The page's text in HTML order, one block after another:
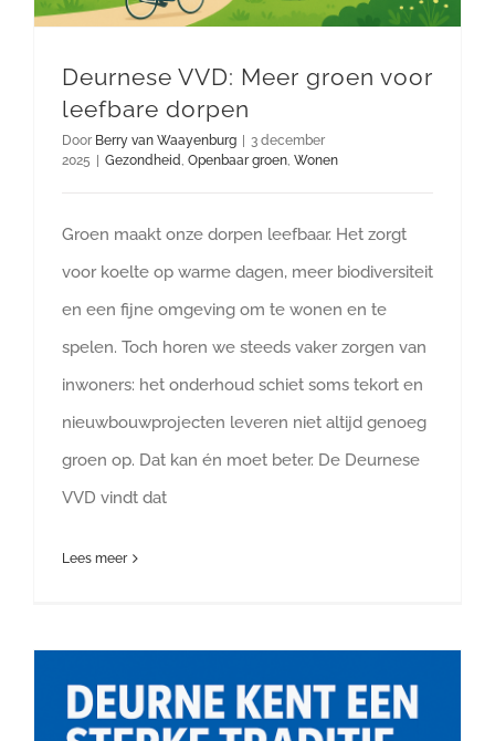
Deurnese VVD: Meer groen voor
leefbare dorpen
Door Berry van Waayenburg
3 december
2025
Gezondheid, Openbaar groen, Wonen
Groen maakt onze dorpen leefbaar. Het zorgt
voor koelte op warme dagen, meer biodiversiteit
en een fijne omgeving om te wonen en te
spelen. Toch horen we steeds vaker zorgen van
inwoners: het onderhoud schiet soms tekort en
nieuwbouwprojecten leveren niet altijd genoeg
groen op. Dat kan én moet beter. De Deurnese
VVD vindt dat
Lees meer